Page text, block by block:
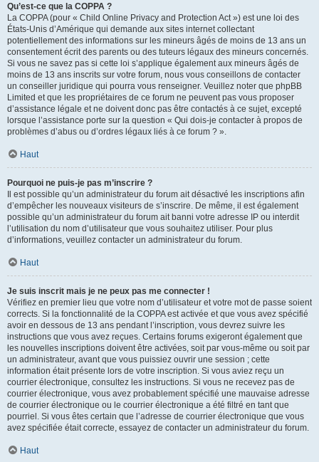
Qu’est-ce que la COPPA ?
La COPPA (pour « Child Online Privacy and Protection Act ») est une loi des
États-Unis d’Amérique qui demande aux sites internet collectant
potentiellement des informations sur les mineurs âgés de moins de 13 ans un
consentement écrit des parents ou des tuteurs légaux des mineurs concernés.
Si vous ne savez pas si cette loi s’applique également aux mineurs âgés de
moins de 13 ans inscrits sur votre forum, nous vous conseillons de contacter
un conseiller juridique qui pourra vous renseigner. Veuillez noter que phpBB
Limited et que les propriétaires de ce forum ne peuvent pas vous proposer
d’assistance légale et ne doivent donc pas être contactés à ce sujet, excepté
lorsque l’assistance porte sur la question « Qui dois-je contacter à propos de
problèmes d’abus ou d’ordres légaux liés à ce forum ? ».
Haut
Pourquoi ne puis-je pas m’inscrire ?
Il est possible qu’un administrateur du forum ait désactivé les inscriptions afin
d’empêcher les nouveaux visiteurs de s’inscrire. De même, il est également
possible qu’un administrateur du forum ait banni votre adresse IP ou interdit
l’utilisation du nom d’utilisateur que vous souhaitez utiliser. Pour plus
d’informations, veuillez contacter un administrateur du forum.
Haut
Je suis inscrit mais je ne peux pas me connecter !
Vérifiez en premier lieu que votre nom d’utilisateur et votre mot de passe soient
corrects. Si la fonctionnalité de la COPPA est activée et que vous avez spécifié
avoir en dessous de 13 ans pendant l’inscription, vous devrez suivre les
instructions que vous avez reçues. Certains forums exigeront également que
les nouvelles inscriptions doivent être activées, soit par vous-même ou soit par
un administrateur, avant que vous puissiez ouvrir une session ; cette
information était présente lors de votre inscription. Si vous aviez reçu un
courrier électronique, consultez les instructions. Si vous ne recevez pas de
courrier électronique, vous avez probablement spécifié une mauvaise adresse
de courrier électronique ou le courrier électronique a été filtré en tant que
pourriel. Si vous êtes certain que l’adresse de courrier électronique que vous
avez spécifiée était correcte, essayez de contacter un administrateur du forum.
Haut